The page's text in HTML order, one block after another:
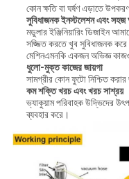
কোন ক্ষতি বা ঘর্ষণ এড়াতে
সুবিধাজনক ইনস্টলেশন এবং সহজ
মডুলার ইঞ্জিনিয়ারিং ডিজাইন
সজ্জিত করতে খুব সুবিধাজনক
মেশিনএমনকি একজন অভিজ্ঞ
ধুলো-মুক্ত কাজের জায়গা
সামগ্রীর কোন ফুটো নিশ্চিত করার
কম শক্তি খরচ এবং খরচ সাশ্রয়
ভ্যাকুয়াম পরিবাহক উদ্ভিদের
ব্যবহার করে।